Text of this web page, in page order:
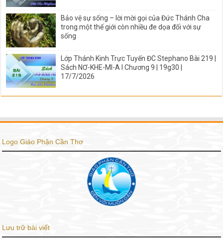
Bảo vệ sự sống – lời mời gọi của Đức Thánh Cha
trong một thế giới còn nhiều đe dọa đối với sự
sống
Lớp Thánh Kinh Trực Tuyến ĐC Stephano Bài 219 |
Sách NƠ-KHE-MI-A I Chương 9 | 19g30 |
17/7/2026
Logo Giáo Phận Cần Thơ
Lưu trữ bài viết